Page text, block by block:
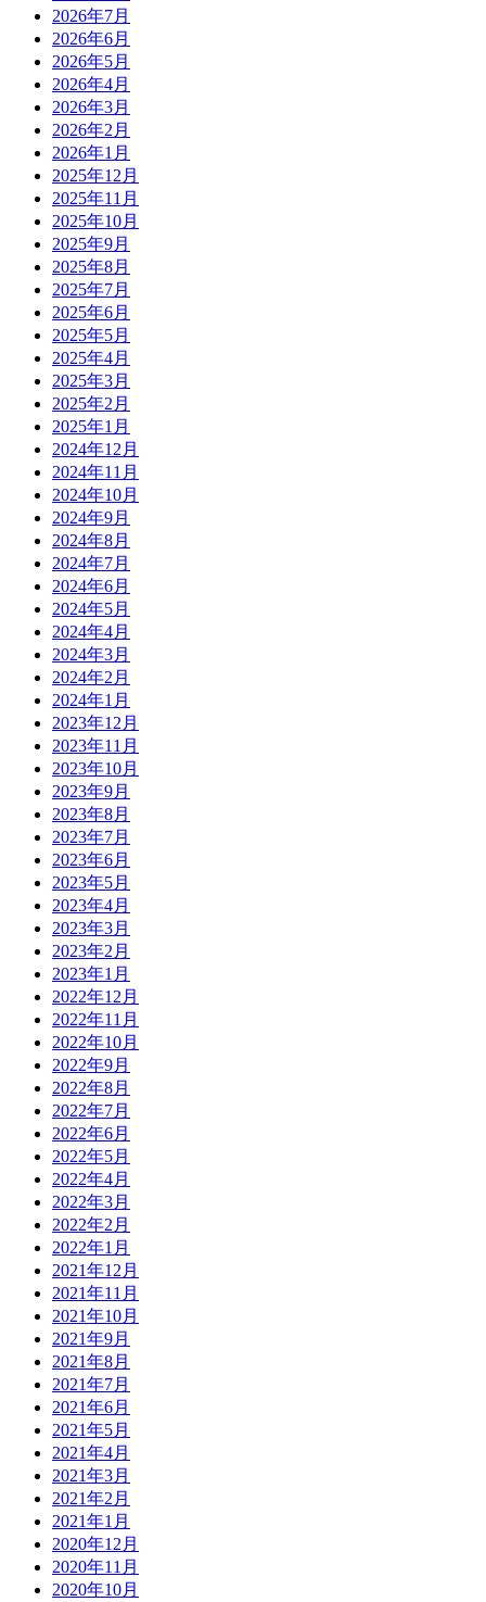
2026年7月
2026年6月
2026年5月
2026年4月
2026年3月
2026年2月
2026年1月
2025年12月
2025年11月
2025年10月
2025年9月
2025年8月
2025年7月
2025年6月
2025年5月
2025年4月
2025年3月
2025年2月
2025年1月
2024年12月
2024年11月
2024年10月
2024年9月
2024年8月
2024年7月
2024年6月
2024年5月
2024年4月
2024年3月
2024年2月
2024年1月
2023年12月
2023年11月
2023年10月
2023年9月
2023年8月
2023年7月
2023年6月
2023年5月
2023年4月
2023年3月
2023年2月
2023年1月
2022年12月
2022年11月
2022年10月
2022年9月
2022年8月
2022年7月
2022年6月
2022年5月
2022年4月
2022年3月
2022年2月
2022年1月
2021年12月
2021年11月
2021年10月
2021年9月
2021年8月
2021年7月
2021年6月
2021年5月
2021年4月
2021年3月
2021年2月
2021年1月
2020年12月
2020年11月
2020年10月